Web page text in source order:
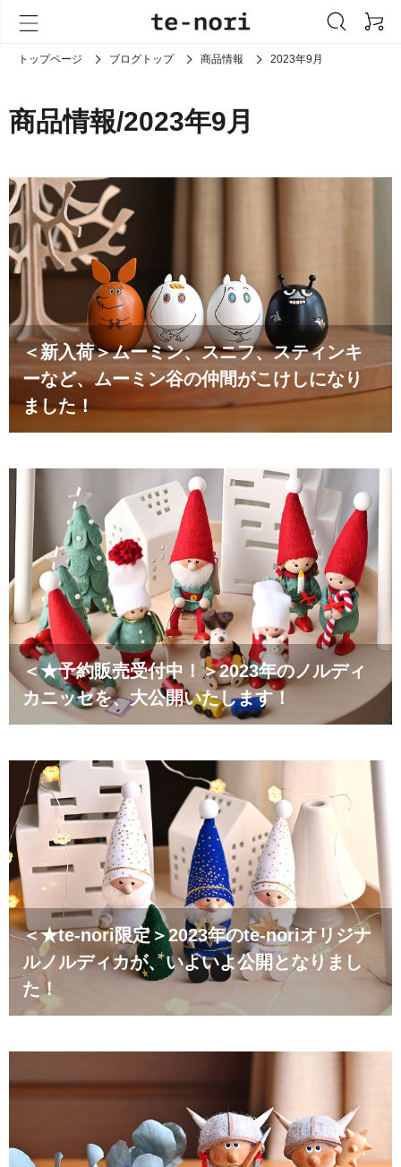
トップページ ブログトップ 商品情報 2023年9月
商品情報/2023年9月
＜新入荷＞ムーミン、スニフ、スティンキ
ーなど、ムーミン谷の仲間がこけしになり
ました！
＜★予約販売受付中！＞2023年のノルディ
カニッセを、大公開いたします！
＜★te-nori限定＞2023年のte-noriオリジナ
ルノルディカが、いよいよ公開となりまし
た！